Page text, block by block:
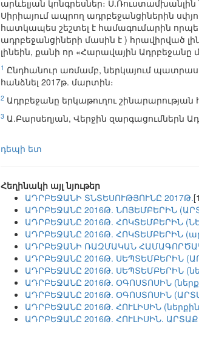
արևելյան կոնգրեսներ։
Սիրիայում ապրող ադրբեջանցիներին
հատկապես շեշտել է համագումարին
ադրբեջանցիների մասին է ) հրավիրված
լինեին, քանի որ «Հարավային Ադրբեջանը
1 Ընդհանուր առմամբ, ներկայում
հանձնել 2017թ. մարտին։
2 Ադրբեջանը երկաթուղու
3 Ա.Բարսեղյան, Վերջին զարգացումներն
դեպի ետ
Հեղինակի այլ նյութեր
ԱԴՐԲԵՋԱՆԻ ՏՆՏԵՍՈՒԹՅՈՒՆԸ 2017Թ.
ԱԴՐԲԵՋԱՆԸ 2016Թ. ՆՈՅԵՄԲԵՐԻՆ
ԱԴՐԲԵՋԱՆԸ 2016Թ. ՀՈԿՏԵՄԲԵՐԻՆ
ԱԴՐԲԵՋԱՆԸ 2016Թ. ՀՈԿՏԵՄԲԵՐԻՆ
ԱԴՐԲԵՋԱՆԻ ՌԱԶՄԱԿԱՆ
ԱԴՐԲԵՋԱՆԸ 2016Թ. ՍԵՊՏԵՄԲԵՐԻՆ
ԱԴՐԲԵՋԱՆԸ 2016Թ. ՍԵՊՏԵՄԲԵՐԻՆ
ԱԴՐԲԵՋԱՆԸ 2016Թ. ՕԳՈՍՏՈՍԻՆ
ԱԴՐԲԵՋԱՆԸ 2016Թ. ՕԳՈՍՏՈՍԻՆ
ԱԴՐԲԵՋԱՆԸ 2016Թ. ՀՈՒԼԻՍԻՆ
ԱԴՐԲԵՋԱՆԸ 2016Թ. ՀՈՒԼԻՍԻՆ.